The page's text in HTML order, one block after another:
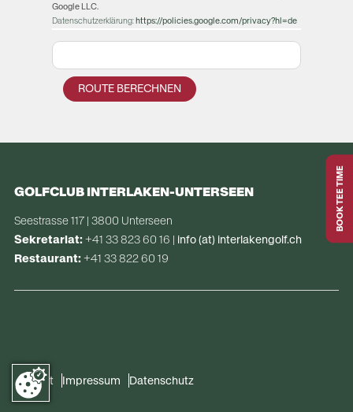
Google LLC.
Datenschutzerklärung:https://policies.google.com/privacy?hl=de
GOLFCLUB INTERLAKEN-UNTERSEEN
Seestrasse 117 | 3800 Unterseen
Sekretariat: +41 33 823 60 16 | info (at) interlakengolf.ch
Restaurant:+41 33 822 60 19
Kontakt Impressum Datenschutz
BOOK TEE TIME